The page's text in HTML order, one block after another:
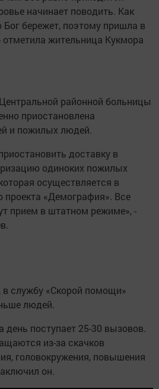
начинает поводить. Как
Бог бережет, поэтому пришла в
жительница Кукмора
районной больницы
приостановлена
и пожилых людей.
доставку в
одиноких пожилых
осуществляется в
проекта «Демография». Все
прием в штатном режиме», -
в службу «Скорой помощи»
людей.
день поступает 25-30 вызовов.
из-за скачков
головокружения, повышения
он.